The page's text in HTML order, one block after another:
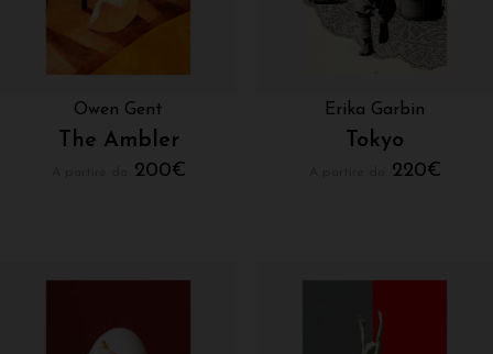
Owen Gent
The Ambler
200€
Erika Garbin
Tokyo
220€